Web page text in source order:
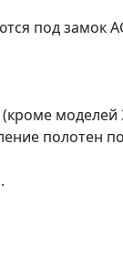
под замок
моделей
полотен